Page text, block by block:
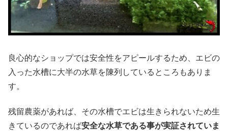
良心的なショップでは安全性をアピールするため、エビの
入った水槽に大半の水草を陳列しているところもありま
す。
残留農薬があれば、その水槽でエビは生きられないため生
きているのであれば安全な水草である事が実証されていま